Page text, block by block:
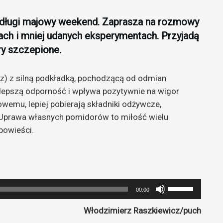
majowy weekend. Zaprasza na rozmowy
i mniej udanych eksperymentach. Przyjadą
szczepione.
z silną podkładką, pochodzącą od odmian
odporność i wpływa pozytywnie na wigor
lepiej pobierają składniki odżywcze,
własnych pomidorów to miłość wielu
00:00
strzałek
do
Włodzimierz Raszkiewicz/puch